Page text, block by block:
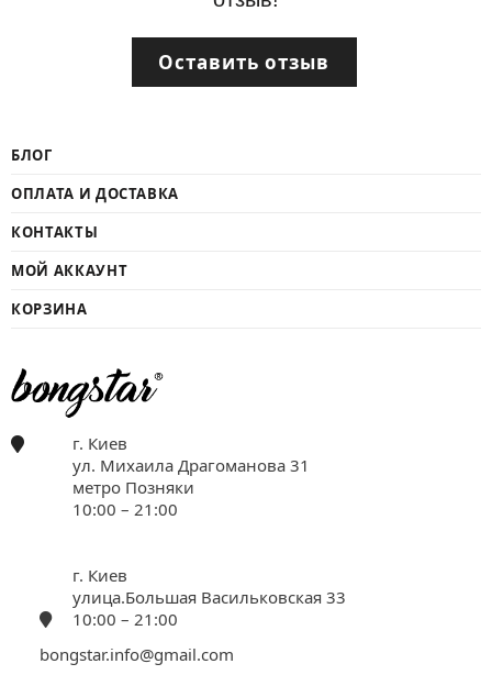
Оставить отзыв
БЛОГ
ОПЛАТА И ДОСТАВКА
КОНТАКТЫ
МОЙ АККАУНТ
КОРЗИНА
г. Киев
ул. Михаила Драгоманова 31
метро Позняки
10:00 – 21:00
г. Киев
улица.Большая Васильковская 33
10:00 – 21:00
bongstar.info@gmail.com